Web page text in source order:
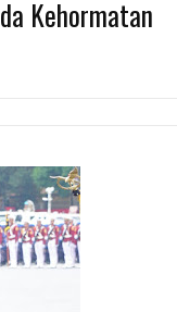
Kehormatan